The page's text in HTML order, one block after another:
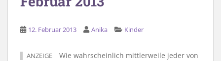
12. Februar 2013 Anika Kinder
ANZEIGE
Wie wahrscheinlich mittlerweile jeder von